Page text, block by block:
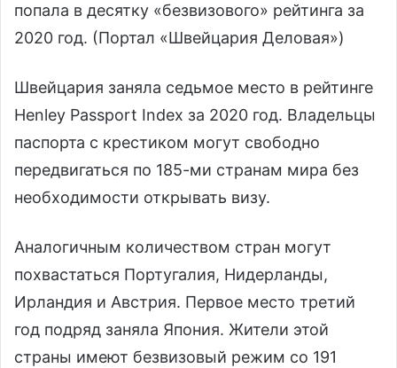
попала в десятку «безвизового» рейтинга за
2020 год. (Портал «Швейцария Деловая»)
Швейцария заняла седьмое место в рейтинге
Henley Passport Index за 2020 год. Владельцы
паспорта с крестиком могут свободно
передвигаться по 185-ми странам мира без
необходимости открывать визу.
Аналогичным количеством стран могут
похвастаться Португалия, Нидерланды,
Ирландия и Австрия. Первое место третий
год подряд заняла Япония. Жители этой
страны имеют безвизовый режим со 191